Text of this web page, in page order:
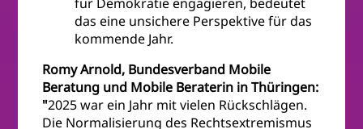
das eine unsichere Perspektive für das
kommende Jahr.
Romy Arnold, Bundesverband Mobile
Beratung und Mobile Beraterin in Thüringen:
"2025 war ein Jahr mit vielen Rückschlägen.
Die Normalisierung des Rechtsextremismus